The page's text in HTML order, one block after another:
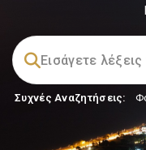
Συχνές Αναζητήσεις: